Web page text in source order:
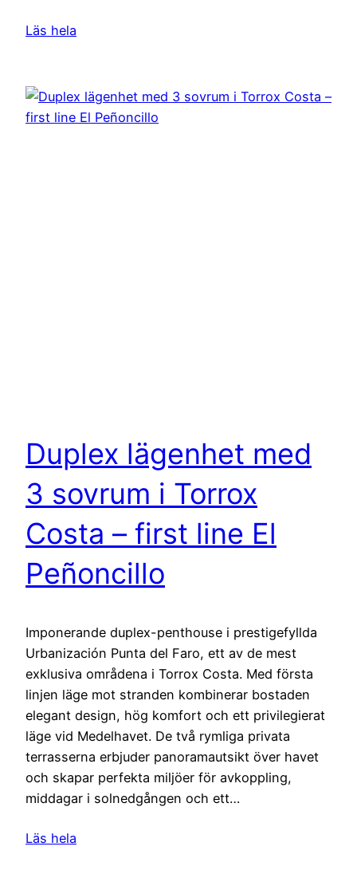
Läs hela
Duplex lägenhet med
3 sovrum i Torrox
Costa – first line El
Peñoncillo
Imponerande duplex-penthouse i prestigefyllda
Urbanización Punta del Faro, ett av de mest
exklusiva områdena i Torrox Costa. Med första
linjen läge mot stranden kombinerar bostaden
elegant design, hög komfort och ett privilegierat
läge vid Medelhavet. De två rymliga privata
terrasserna erbjuder panoramautsikt över havet
och skapar perfekta miljöer för avkoppling,
middagar i solnedgången och ett…
Läs hela